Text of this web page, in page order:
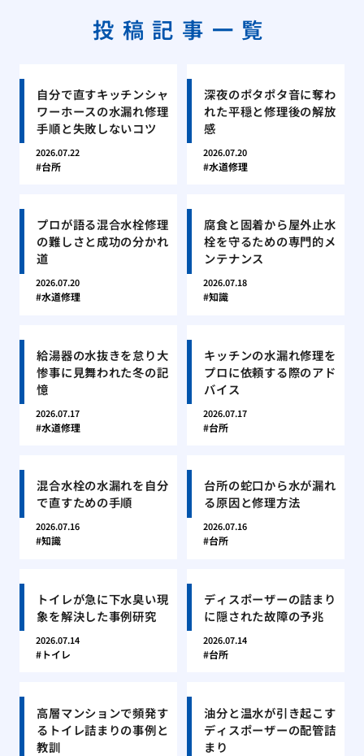
投稿記事一覧
自分で直すキッチンシャ
ワーホースの水漏れ修理
手順と失敗しないコツ
2026.07.22
台所
深夜のポタポタ音に奪わ
れた平穏と修理後の解放
感
2026.07.20
水道修理
プロが語る混合水栓修理
の難しさと成功の分かれ
道
2026.07.20
水道修理
腐食と固着から屋外止水
栓を守るための専門的メ
ンテナンス
2026.07.18
知識
給湯器の水抜きを怠り大
惨事に見舞われた冬の記
憶
2026.07.17
水道修理
キッチンの水漏れ修理を
プロに依頼する際のアド
バイス
2026.07.17
台所
混合水栓の水漏れを自分
で直すための手順
2026.07.16
知識
台所の蛇口から水が漏れ
る原因と修理方法
2026.07.16
台所
トイレが急に下水臭い現
象を解決した事例研究
2026.07.14
トイレ
ディスポーザーの詰まり
に隠された故障の予兆
2026.07.14
台所
高層マンションで頻発す
るトイレ詰まりの事例と
教訓
油分と温水が引き起こす
ディスポーザーの配管詰
まり